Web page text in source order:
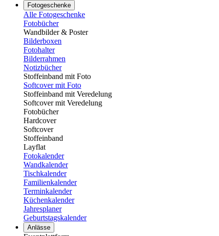
Fotogeschenke
Alle Fotogeschenke
Fotobücher
Wandbilder & Poster
Bilderboxen
Fotohalter
Bilderrahmen
Notizbücher
Stoffeinband mit Foto
Softcover mit Foto
Stoffeinband mit Veredelung
Softcover mit Veredelung
Fotobücher
Hardcover
Softcover
Stoffeinband
Layflat
Fotokalender
Wandkalender
Tischkalender
Familienkalender
Terminkalender
Küchenkalender
Jahresplaner
Geburtstagskalender
Anlässe